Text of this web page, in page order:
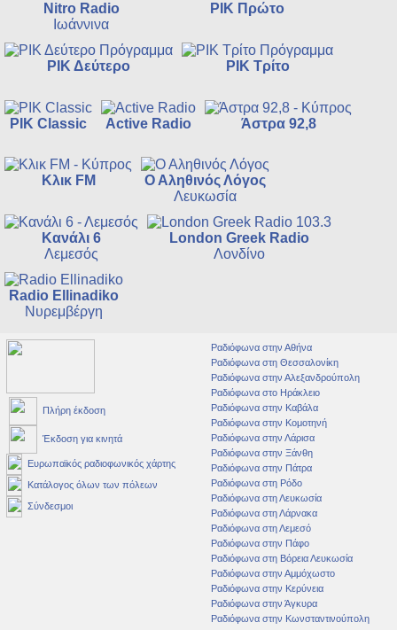
Nitro Radio
Ιωάννινα
ΡΙΚ Πρώτο
ΡΙΚ Δεύτερο ΡΙΚ Τρίτο
ΡΙΚ Classic Active Radio Άστρα 92,8
Κλικ FM
Ο Αληθινός Λόγος
Λευκωσία
Κανάλι 6
Λεμεσός
London Greek Radio
Λονδίνο
Radio Ellinadiko
Νυρεμβέργη
Πλήρη έκδοση
Έκδοση για κινητά
Ευρωπαϊκός ραδιοφωνικός χάρτης
Κατάλογος όλων των πόλεων
Σύνδεσμοι
Ραδιόφωνα στην Αθήνα
Ραδιόφωνα στη Θεσσαλονίκη
Ραδιόφωνα στην Αλεξανδρούπολη
Ραδιόφωνα στο Ηράκλειο
Ραδιόφωνα στην Καβάλα
Ραδιόφωνα στην Κομοτηνή
Ραδιόφωνα στην Λάρισα
Ραδιόφωνα στην Ξάνθη
Ραδιόφωνα στην Πάτρα
Ραδιόφωνα στη Ρόδο
Ραδιόφωνα στη Λευκωσία
Ραδιόφωνα στη Λάρνακα
Ραδιόφωνα στη Λεμεσό
Ραδιόφωνα στην Πάφο
Ραδιόφωνα στη Βόρεια Λευκωσία
Ραδιόφωνα στην Αμμόχωστο
Ραδιόφωνα στην Κερύνεια
Ραδιόφωνα στην Άγκυρα
Ραδιόφωνα στην Κωνσταντινούπολη